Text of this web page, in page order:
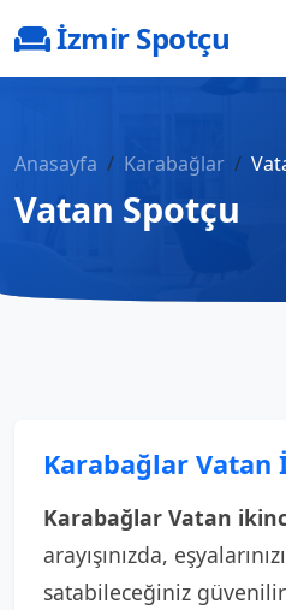
İzmir Spotçu
Anasayfa Karabağlar
Vatan Spotçu
Karabağlar Vatan
Karabağlar Vatan
arayışınızda,
satabileceğiniz